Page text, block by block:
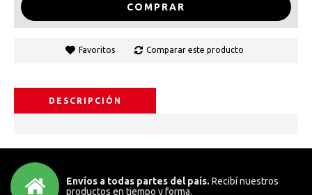
COMPRAR
Favoritos Comparar este producto
DESCRIPCIÓN
Envíos a todas partes del país. Recibí nuestros
productos en tiempo y forma.